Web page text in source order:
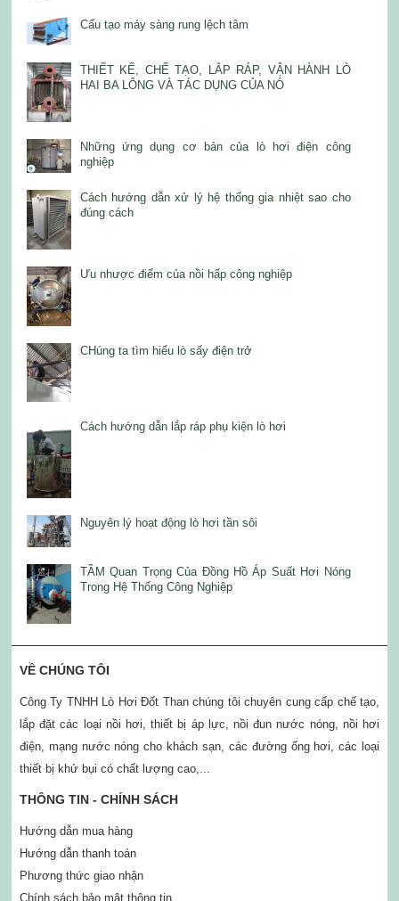
Cấu tạo máy sàng rung lệch tâm
THIẾT KẾ, CHẾ TẠO, LẮP RÁP, VẬN HÀNH LÒ
HAI BA LÔNG VÀ TÁC DỤNG CỦA NÓ
Những ứng dụng cơ bản của lò hơi điện công
nghiệp
Cách hướng dẫn xử lý hệ thống gia nhiệt sao cho
đúng cách
Ưu nhược điểm của nồi hấp công nghiệp
CHúng ta tìm hiểu lò sấy điện trở
Cách hướng dẫn lắp ráp phụ kiện lò hơi
Nguyên lý hoạt động lò hơi tần sôi
TẦM Quan Trọng Của Đồng Hồ Áp Suất Hơi Nóng
Trong Hệ Thống Công Nghiệp
VỀ CHÚNG TÔI
Công Ty TNHH Lò Hơi Đốt Than chúng tôi chuyên cung cấp chế tạo,
lắp đặt các loại nồi hơi, thiết bị áp lực, nồi đun nước nóng, nồi hơi
điện, mạng nước nóng cho khách sạn, các đường ống hơi, các loại
thiết bị khử bụi có chất lượng cao,...
THÔNG TIN - CHÍNH SÁCH
Hướng dẫn mua hàng
Hướng dẫn thanh toán
Phương thức giao nhận
Chính sách bảo mật thông tin